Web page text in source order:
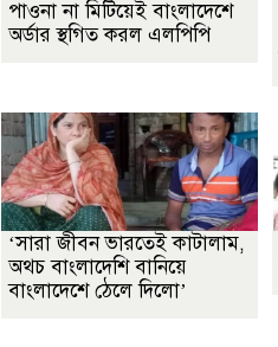
পাওনা না মিটিয়েই বাংলাদেশে
অর্ডার স্থগিত করল এলপিপি
‘সারা জীবন ভারতেই কাটালাম,
অথচ বাংলাদেশি বানিয়ে
বাংলাদেশে ঠেলে দিলো’